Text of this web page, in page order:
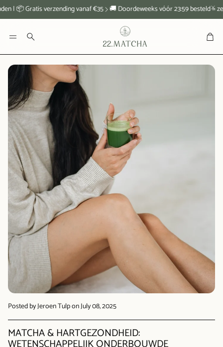
📦 Gratis verzending vanaf €35 🚚 Doordeweeks vóór 23:59 besteld =
Zoeken
Posted by Jeroen Tulpon July 08, 2025
MATCHA & HARTGEZONDHEID: